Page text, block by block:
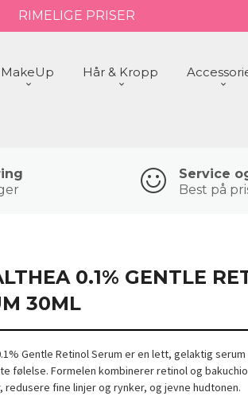
RIMELIGE PRISER
MakeUp Hår & Kropp
Service
Best på
0.1% GENTLE
30ML
Gentle Retinol Serum er en lett, gelaktig
følelse. Formelen kombinerer retinol og
redusere fine linjer og rynker, og jevne hudtonen.